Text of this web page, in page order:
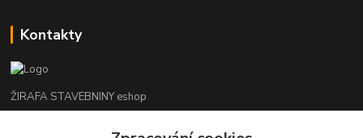
Kontakty
ŽIRAFA STAVEBNINY eshop